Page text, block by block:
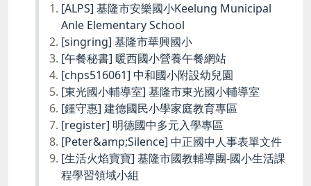
[ALPS] 基隆市安樂國小Keelung Municipal
Anle Elementary School
[singring] 基隆市華興國小
[午餐秘書] 暖西國小營養午餐網站
[chps516061] 中和國小附設幼兒園
[東光國小輔導室] 基隆市東光國小輔導室
[鍾守惠] 建德國民小學家庭教育專區
[register] 明德國中多元入學專區
[Peter&amp;Silence] 中正國中人事表單文件
[生活火焰寶寶] 基隆市國教輔導團-國小生活課
程學習領域小組